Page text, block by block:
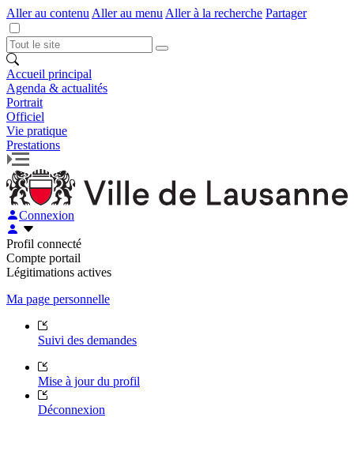
Aller au contenu Aller au menu Aller à la recherche Partager
Accueil principal
Agenda & actualités
Portrait
Officiel
Vie pratique
Prestations
Connexion
Profil connecté
Compte portail
Légitimations actives
Ma page personnelle
Suivi des demandes
Mise à jour du profil
Déconnexion